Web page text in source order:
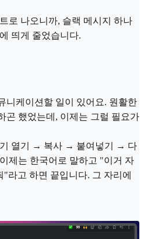
로 나오니까, 슬랙 메시지 하나
띄게 줄었습니다.
니케이션할 일이 있어요. 원활한
곤 했었는데, 이제는 그럴 필요가
열기 → 복사 → 붙여넣기 → 다
제는 한국어로 말하고 "이거 자
라고 하면 끝입니다. 그 자리에